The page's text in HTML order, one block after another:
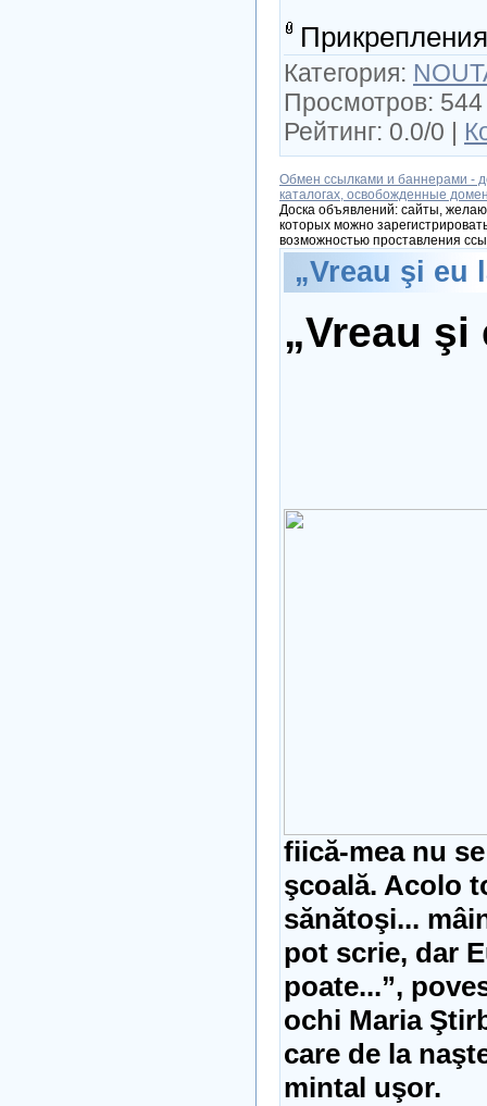
Категория:
Просмотров:
Рейтинг: 0.0/0 |
Обмен ссылками и баннерами -
каталогах, освобожденные
Доска объявлений: сайты,
которых можно
возможностью проставления
„Vreau şi eu
„Vreau
fiică-mea nu
şcoală. Acolo
sănătoşi...
pot scrie, dar
poate...”,
ochi Maria
care de la
mintal uşor.